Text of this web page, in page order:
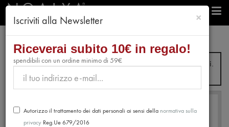
Dal 31 Luglio fino al 28 Agosto non verranno evasi ordini.
Le spedizioni riprenderanno dal 31 Agosto.
× chiudi
Iscriviti alla Newsletter
Riceverai subito 10€ in regalo!
spendibili con un ordine minimo di 59€
Autorizzo il trattamento dei dati personali ai sensi dellanormativa sulla
privacy Reg.Ue 679/2016